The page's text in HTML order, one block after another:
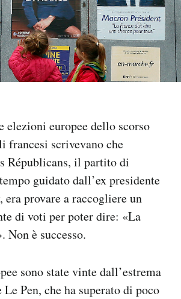
elezioni europee dello scorso
francesi scrivevano che
Républicans, il partito di
guidato dall’ex presidente
era provare a raccogliere un
di voti per poter dire: «La
Non è successo.
sono state vinte dall’estrema
Pen, che ha superato di poco